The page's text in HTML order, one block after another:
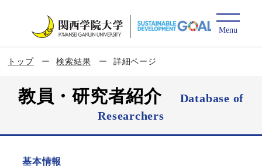
トップ 検索結果 詳細ページ
教員・研究者紹介
Database of
Researchers
基本情報